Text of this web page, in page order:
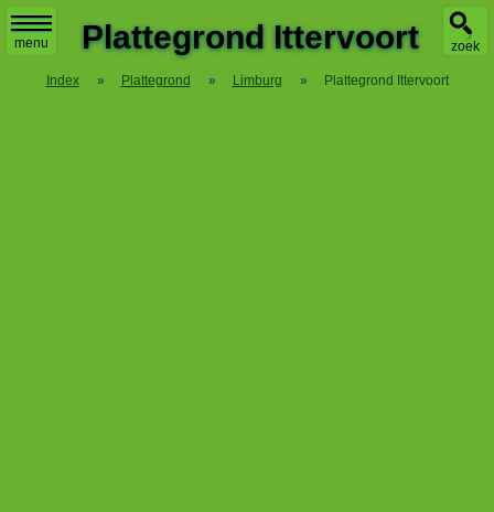
menu zoek
Plattegrond Ittervoort
Index » Plattegrond » Limburg » Plattegrond Ittervoort